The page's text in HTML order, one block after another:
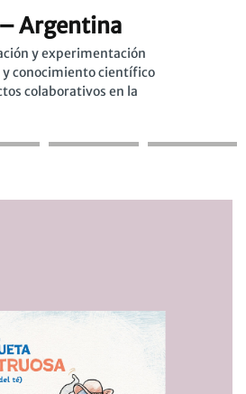
y experimentación
conocimiento científico
colaborativos en la
Argentina